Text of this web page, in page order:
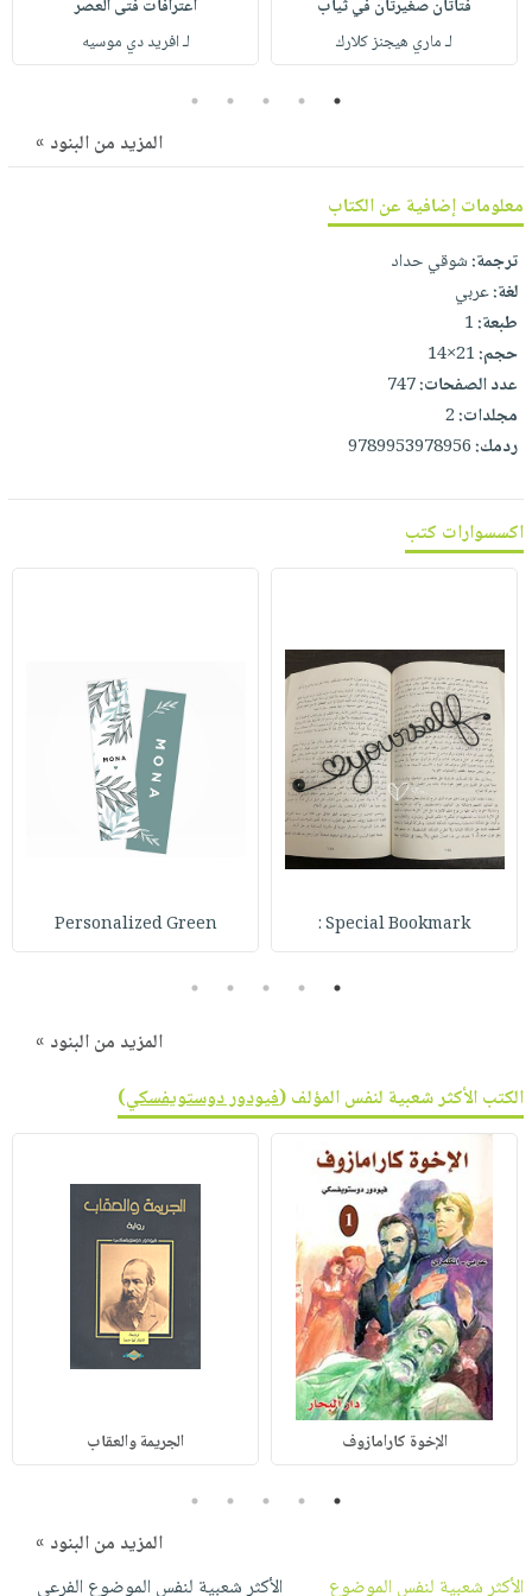
صابون
أطفال
فيديوهات
أسئلة
خدمات
نيل
وفرات
انشر
كتابك
تواصل
معنا
التسوق
فتاتان صغيرتان في ثياب
لـ ماري هيجنز كلارك
اعترافات فتى العصر
لـ افريد دي موسيه
1
2
3
4
5
المزيد من البنود »
معلومات إضافية عن الكتاب
ترجمة:شوقي حداد
لغة:عربي
طبعة:1
حجم:21×14
عدد الصفحات:747
مجلدات:2
ردمك:9789953978956
اكسسوارات كتب
Special Bookmark :
Personalized Green
1
2
3
4
5
المزيد من البنود »
الكتب الأكثر شعبية لنفس المؤلف (فيودور دوستويفسكي)
الإخوة كارامازوف الجريمة والعقاب
1
2
3
4
5
المزيد من البنود »
الأكثر شعبية لنفس الموضوع
الأكثر شعبية لنفس الموضوع الفرعي